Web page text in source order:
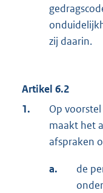
zij daarin.
Artikel 6.2
1.
Op
maakt het
afspraken
a.
de